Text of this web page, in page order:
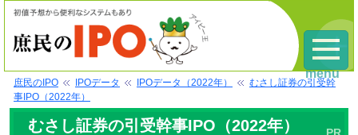
庶民のIPO IPOデータ IPOデータ（2022年）
むさし証券の引受幹
事IPO（2022年）
むさし証券の引受幹事IPO（2022年）
menu